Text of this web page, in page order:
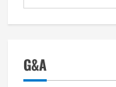
ト】
株
ッ
for:
G&A